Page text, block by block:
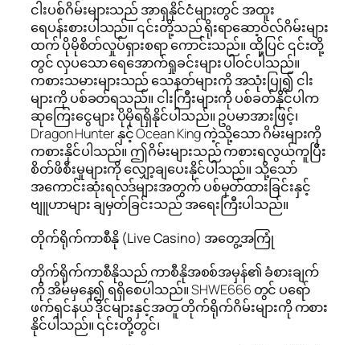
ငါးပစ်ဂိမ်းများသည် အာရှနိုင်ငံများတွင် အထူး
ရေပန်းစားပါသည်။ ၎င်းတို့သည် ရိုးရာဆော့ဝဲလ်ဂိမ်းများ
ထက် ပိုမိုစိတ်လှုပ်ရှားစရာ ကောင်းသည်။ ထို့ပြင် ၎င်းတို့
တွင် လှပသော ရေအောက်ရှုခင်းများ ပါဝင်ပါသည်။
ကစားသမားများသည် သေနတ်များကို အသုံးပြု၍ ငါး
များကို ပစ်ခတ်ရသည်။ ငါးကြီးများကို ပစ်ခတ်နိုင်ပါက
ဆုကြေးငွေများ ပိုမိုရရှိနိုင်ပါသည်။ ဥပမာအားဖြင့်၊
Dragon Hunter နှင့် Ocean King ကဲ့သို့သော ဂိမ်းများကို
ကစားနိုင်ပါသည်။ ဤဂိမ်းများသည် ကစားရလွယ်ကူပြီး
စိတ်ဖိစီးမှုများကို လျှော့ချပေးနိုင်ပါသည်။ သို့သော်
အကောင်းဆုံးရလဒ်များအတွက် ပစ်မှတ်ထားခြင်းနှင့်
ဗျူဟာများ ချမှတ်ခြင်းသည် အရေးကြီးပါသည်။
တိုက်ရိုက်ကာစီနို (Live Casino) အတွေ့အကြုံ
တိုက်ရိုက်ကာစီနိုသည် ကာစီနိုအစစ်အမှန်၏ ခံစားချက်
ကို အိမ်မှနေ၍ ရရှိစေပါသည်။ SHWE666 တွင် ပရော်
ဖက်ရှင်နယ် ဒိုင်များနှင့်အတူ တိုက်ရိုက်ဂိမ်းများကို ကစား
နိုင်ပါသည်။ ၎င်းတို့တွင်၊